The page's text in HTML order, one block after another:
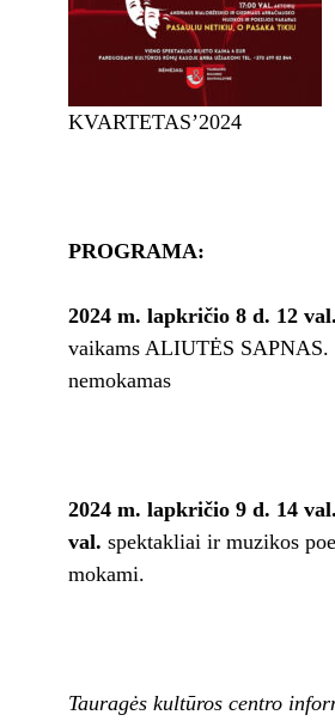
KVARTETAS’2024
PROGRAMA:
2024 m. lapkričio 8 d. 12 val.
vaikams ALIUTĖS SAPNAS.
nemokamas
2024 m. lapkričio 9 d. 14
val. spektakliai ir muzikos
mokami.
Tauragės kultūros centro